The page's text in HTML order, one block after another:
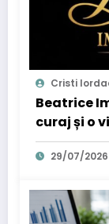
Cristi
Beatrice
curaj și o
29/07/2026